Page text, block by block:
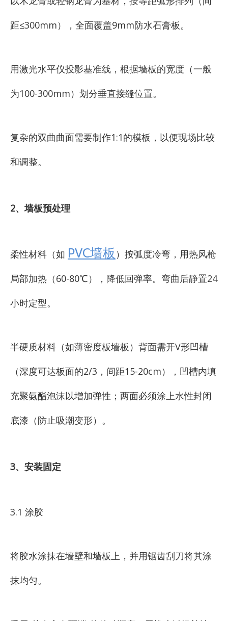
距≤300mm），全面覆盖9mm防水石膏板。
用激光水平仪投影基准线，根据墙板的宽度（一般
为100-300mm）划分垂直接缝位置。
复杂的双曲曲面需要制作1:1的模板，以便现场比较
和调整。
2、墙板预处理
柔性材料（如 PVC墙板 ）按弧度冷弯，用热风枪
局部加热（60-80℃），降低回弹率。弯曲后静置24
小时定型。
半硬质材料（如薄密度板墙板）背面需开V形凹槽
（深度可达板面的2/3，间距15-20cm），凹槽内填
充聚氨酯泡沫以增加弹性；两面必须涂上水性封闭
底漆（防止吸潮变形）。
3、安装固定
3.1 涂胶
将胶水涂抹在墙壁和墙板上，并用锯齿刮刀将其涂
抹均匀。